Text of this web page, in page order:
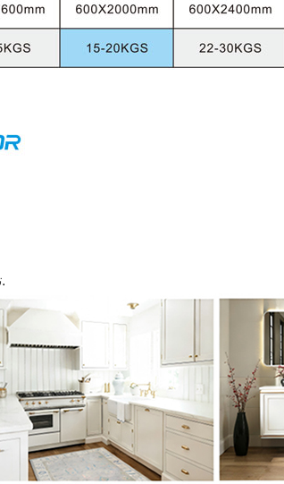
تضمن طبقة النيكل المتقدمة بقاء المفصلة خالية من الصدأ حتى في البيئات الرطبة.